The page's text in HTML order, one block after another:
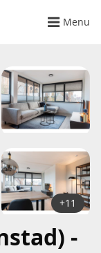
Menu
-
+11